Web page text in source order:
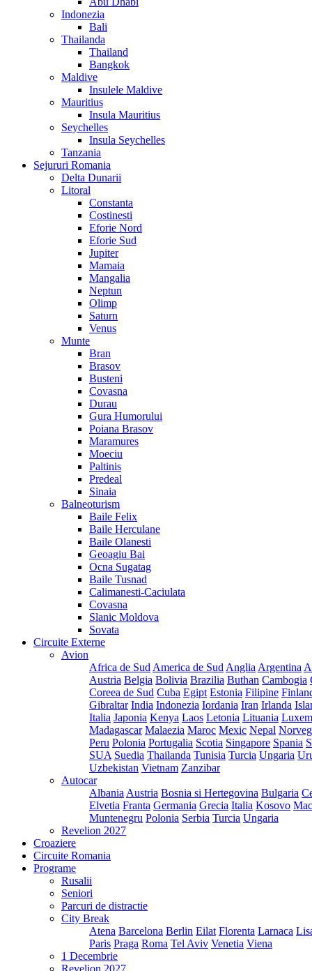
Indonezia
Bali
Thailanda
Thailand
Bangkok
Maldive
Insulele Maldive
Mauritius
Insula Mauritius
Seychelles
Insula Seychelles
Tanzania
Sejururi Romania
Delta Dunarii
Litoral
Constanta
Costinesti
Eforie Nord
Eforie Sud
Jupiter
Mamaia
Mangalia
Neptun
Olimp
Saturn
Venus
Munte
Bran
Brasov
Busteni
Covasna
Durau
Gura Humorului
Poiana Brasov
Maramures
Moeciu
Paltinis
Predeal
Sinaia
Balneoturism
Baile Felix
Baile Herculane
Baile Olanesti
Geoagiu Bai
Ocna Sugatag
Baile Tusnad
Calimanesti-Caciulata
Covasna
Slanic Moldova
Sovata
Circuite Externe
Avion
Africa de Sud America de Sud Anglia Argentina
Austria Belgia Bolivia Brazilia Buthan Cambogia
Coreea de Sud Cuba Egipt Estonia Filipine
Gibraltar India Indonezia Iordania Iran Irlanda
Italia Japonia Kenya Laos Letonia Lituania
Madagascar Malaezia Maroc Mexic Nepal
Peru Polonia Portugalia Scotia Singapore Spania
SUA Suedia Thailanda Tunisia Turcia Ungaria
Uzbekistan Vietnam Zanzibar
Autocar
Albania Austria Bosnia si Hertegovina Bulgaria
Elvetia Franta Germania Grecia Italia Kosovo
Muntenegru Polonia Serbia Turcia Ungaria
Revelion 2027
Croaziere
Circuite Romania
Programe
Rusalii
Seniori
Parcuri de distractie
City Break
Atena Barcelona Berlin Eilat Florenta Larnaca
Paris Praga Roma Tel Aviv Venetia Viena
1 Decembrie
Revelion 2027